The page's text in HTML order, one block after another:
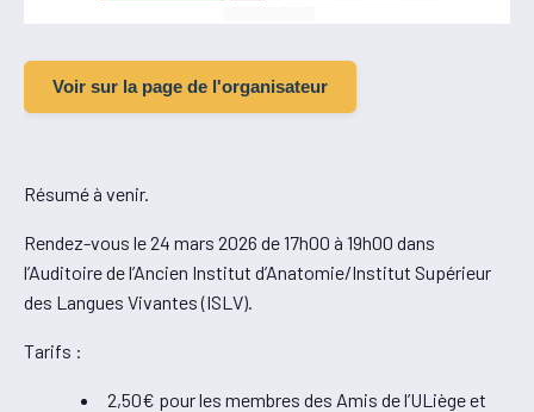
Voir sur la page de l'organisateur
Résumé à venir.
Rendez-vous le 24 mars 2026 de 17h00 à 19h00 dans
l’Auditoire de l’Ancien Institut d’Anatomie/Institut Supérieur
des Langues Vivantes (ISLV).
Tarifs :
2,50€ pour les membres des Amis de l’ULiège et